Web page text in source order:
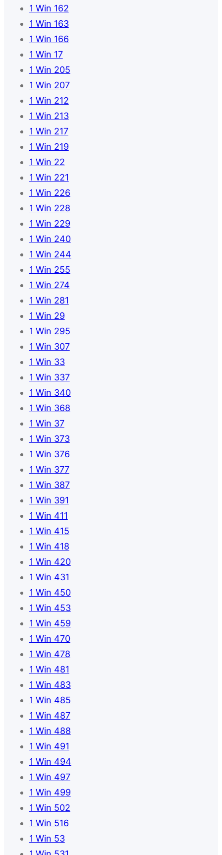
1 Win 162
1 Win 163
1 Win 166
1 Win 17
1 Win 205
1 Win 207
1 Win 212
1 Win 213
1 Win 217
1 Win 219
1 Win 22
1 Win 221
1 Win 226
1 Win 228
1 Win 229
1 Win 240
1 Win 244
1 Win 255
1 Win 274
1 Win 281
1 Win 29
1 Win 295
1 Win 307
1 Win 33
1 Win 337
1 Win 340
1 Win 368
1 Win 37
1 Win 373
1 Win 376
1 Win 377
1 Win 387
1 Win 391
1 Win 411
1 Win 415
1 Win 418
1 Win 420
1 Win 431
1 Win 450
1 Win 453
1 Win 459
1 Win 470
1 Win 478
1 Win 481
1 Win 483
1 Win 485
1 Win 487
1 Win 488
1 Win 491
1 Win 494
1 Win 497
1 Win 499
1 Win 502
1 Win 516
1 Win 53